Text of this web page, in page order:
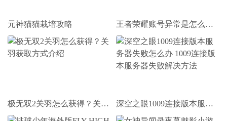
元神猫猫栽培攻略 王者荣耀账号异常是怎么回事 王者荣耀账号异常情况详解
极无双2关羽怎么获得？关羽获取方式介绍 深空之眼1009连接版本服务器失败怎么办 1009连接版本服务器失败解决方法